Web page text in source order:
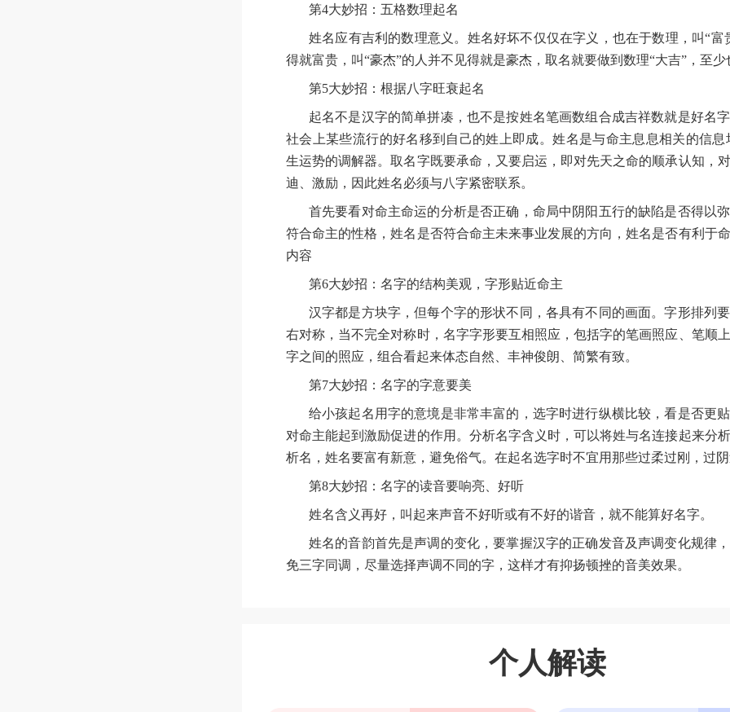
第4大妙招：五格数理起名
姓名应有吉利的数理意义。姓名好坏不仅仅在字义，也在于数理，叫“富
得就富贵，叫“豪杰”的人并不见得就是豪杰，取名就要做到数理“大吉”，至少
第5大妙招：根据八字旺衰起名
起名不是汉字的简单拼凑，也不是按姓名笔画数组合成吉祥数就是好名
社会上某些流行的好名移到自己的姓上即成。姓名是与命主息息相关的信息
生运势的调解器。取名字既要承命，又要启运，即对先天之命的顺承认知，
迪、激励，因此姓名必须与八字紧密联系。
首先要看对命主命运的分析是否正确，命局中阴阳五行的缺陷是否得以
符合命主的性格，姓名是否符合命主未来事业发展的方向，姓名是否有利于
内容
第6大妙招：名字的结构美观，字形贴近命主
汉字都是方块字，但每个字的形状不同，各具有不同的画面。字形排列
右对称，当不完全对称时，名字字形要互相照应，包括字的笔画照应、笔顺
字之间的照应，组合看起来体态自然、丰神俊朗、简繁有致。
第7大妙招：名字的字意要美
给小孩起名用字的意境是非常丰富的，选字时进行纵横比较，看是否更
对命主能起到激励促进的作用。分析名字含义时，可以将姓与名连接起来分
析名，姓名要富有新意，避免俗气。在起名选字时不宜用那些过柔过刚，过
第8大妙招：名字的读音要响亮、好听
姓名含义再好，叫起来声音不好听或有不好的谐音，就不能算好名字。
姓名的音韵首先是声调的变化，要掌握汉字的正确发音及声调变化规律
免三字同调，尽量选择声调不同的字，这样才有抑扬顿挫的音美效果。
个人解读